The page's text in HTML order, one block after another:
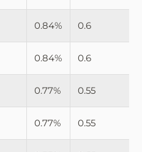
0.84% 0.6
0.84% 0.6
0.77% 0.55
0.77% 0.55